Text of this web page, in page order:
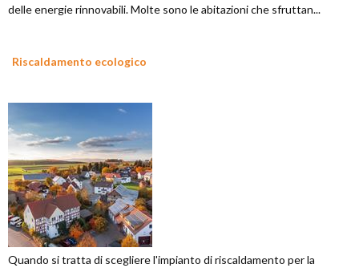
delle energie rinnovabili. Molte sono le abitazioni che sfruttan...
Riscaldamento ecologico
Quando si tratta di scegliere l'impianto di riscaldamento per la